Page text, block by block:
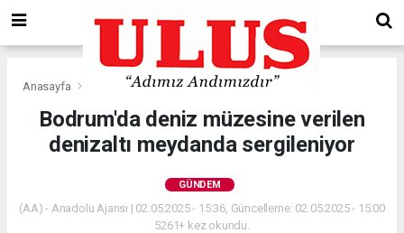
Anasayfa Gündem
Bodrum'da deniz müzesine verilen
denizaltı meydanda sergileniyor
GÜNDEM
(AA) - Anadolu Ajansı | 02.05.2025 - 15:36, Güncelleme: 02.05.2025 - 15:00
5261+ kez okundu.